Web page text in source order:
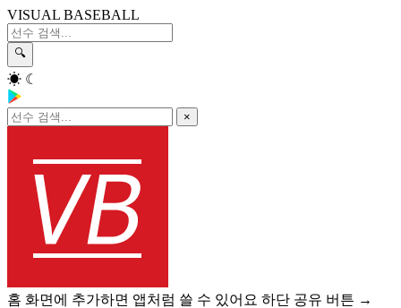
VISUAL BASEBALL
🔍
☀ ☾
×
홈 화면에 추가하면 앱처럼 쓸 수 있어요 하단 공유 버튼 →